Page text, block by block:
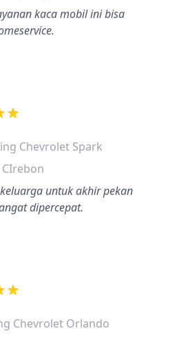
kaca mobil ini bisa
adalah bintang lima
Chevrolet Spark
CIrebon
untuk akhir pekan
dipercepat.
adalah bintang lima
Chevrolet Orlando